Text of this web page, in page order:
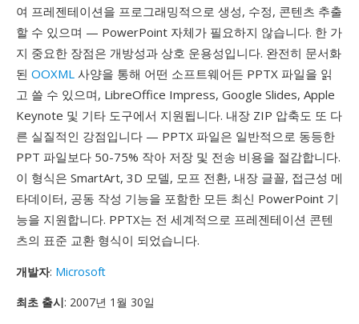
여 프레젠테이션을 프로그래밍적으로 생성, 수정, 콘텐츠 추출
할 수 있으며 — PowerPoint 자체가 필요하지 않습니다. 한 가
지 중요한 장점은 개방성과 상호 운용성입니다. 완전히 문서화
된 OOXML 사양을 통해 어떤 소프트웨어든 PPTX 파일을 읽
고 쓸 수 있으며, LibreOffice Impress, Google Slides, Apple
Keynote 및 기타 도구에서 지원됩니다. 내장 ZIP 압축도 또 다
른 실질적인 강점입니다 — PPTX 파일은 일반적으로 동등한
PPT 파일보다 50-75% 작아 저장 및 전송 비용을 절감합니다.
이 형식은 SmartArt, 3D 모델, 모프 전환, 내장 글꼴, 접근성 메
타데이터, 공동 작성 기능을 포함한 모든 최신 PowerPoint 기
능을 지원합니다. PPTX는 전 세계적으로 프레젠테이션 콘텐
츠의 표준 교환 형식이 되었습니다.
개발자: Microsoft
최초 출시: 2007년 1월 30일